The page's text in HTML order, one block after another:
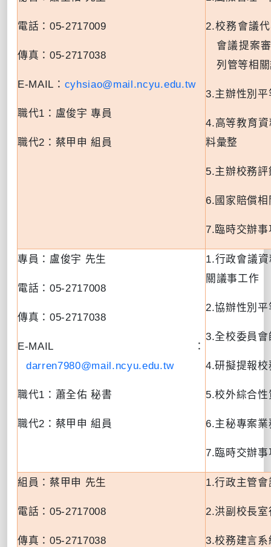
電話：05-2717009
傳真：05-2717038
E-MAIL ： cyhsiao@mail.ncyu.edu.tw
職代1 ： 盧俊宇 專員
職代2 ： 蔡甲申 組員
2.校務會議
會議提案
列管等相
3.主辦性別
4.高等教育
料彙整
5.主辦校務
6. 國家賠償
7.臨時交辦事
專員：盧俊宇 先生
電話：05-2717008
傳真：05-2717038
E-MAIL ：
darren7980@mail.ncyu.edu.tw
職代1 ：蕭全佑 秘書
職代2 ：蔡甲申 組員
1.行政會議
關議事工作
2.協辦性別
3.全校委員
4.研擬提報
5.校外綜合性
6.主秘專案業
7.臨時交辦事
組員：蔡甲申 先生
電話：05-2717008
傳真：05-2717038
1.行政主管
2.洪副校長
3.校務建言系